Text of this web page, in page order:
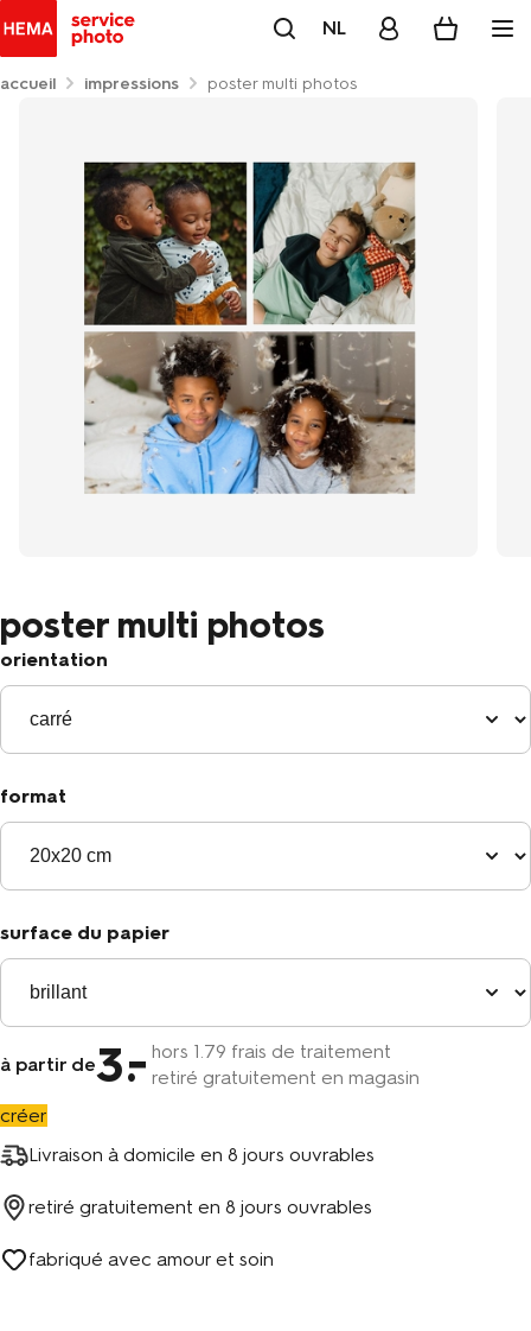
NL
accueil impressions poster multi photos
poster multi photos
orientation
format
surface du papier
à partir de3 hors 1.79 frais de traitement
retiré gratuitement en magasin
créer
Livraison à domicile en 8 jours ouvrables
retiré gratuitement en 8 jours ouvrables
fabriqué avec amour et soin